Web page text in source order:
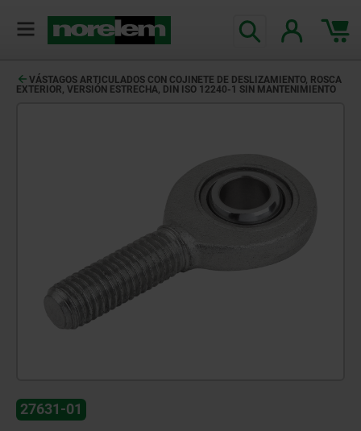
VÁSTAGOS ARTICULADOS CON COJINETE DE DESLIZAMIENTO, ROSCA
EXTERIOR, VERSIÓN ESTRECHA, DIN ISO 12240-1 SIN MANTENIMIENTO
27631-01